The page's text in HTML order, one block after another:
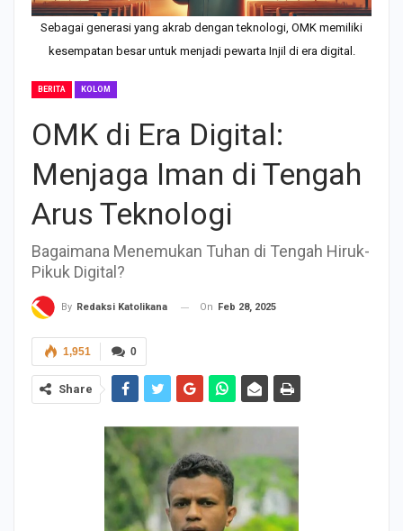
Sebagai generasi yang akrab dengan teknologi, OMK memiliki
kesempatan besar untuk menjadi pewarta Injil di era digital.
BERITA KOLOM
OMK di Era Digital:
Menjaga Iman di Tengah
Arus Teknologi
Bagaimana Menemukan Tuhan di Tengah Hiruk-
Pikuk Digital?
By Redaksi Katolikana On Feb 28, 2025
0
1,951
Share